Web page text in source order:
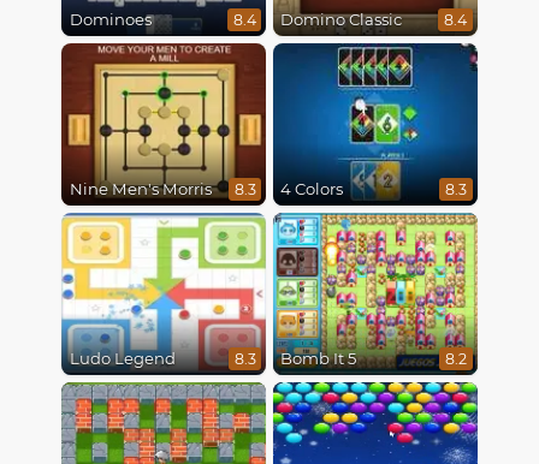
Dominoes 8.4 Domino Classic 8.4
Nine Men's Morris 8.3 4 Colors 8.3
Ludo Legend 8.3 Bomb It 5 8.2